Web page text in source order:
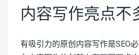
内容写作亮点不
有吸引力的原创内容写作是SEO